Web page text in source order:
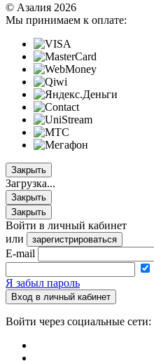
© Азалия 2026
Мы принимаем к оплате:
Закрыть
Загрузка...
Закрыть
Закрыть
Войти в личный кабинет
или
зарегистрироваться
E-mail
Я забыл пароль
Вход в личный кабинет
Войти через социальные сети: